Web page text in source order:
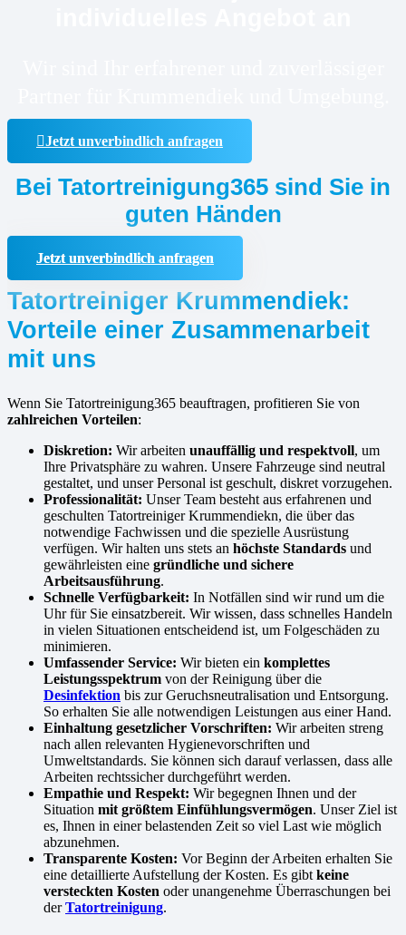
Jetzt unverbindlich anfragen
Bei Tatortreinigung365 sind Sie in
guten Händen
Jetzt unverbindlich anfragen
Tatortreiniger Krummendiek:
Vorteile einer Zusammenarbeit
mit uns
Wenn Sie Tatortreinigung365 beauftragen, profitieren Sie von
zahlreichen Vorteilen:
Diskretion: Wir arbeiten unauffällig und respektvoll, um
Ihre Privatsphäre zu wahren. Unsere Fahrzeuge sind neutral
gestaltet, und unser Personal ist geschult, diskret vorzugehen.
Professionalität: Unser Team besteht aus erfahrenen und
geschulten Tatortreiniger Krummendiekn, die über das
notwendige Fachwissen und die spezielle Ausrüstung
verfügen. Wir halten uns stets an höchste Standards und
gewährleisten eine gründliche und sichere
Arbeitsausführung.
Schnelle Verfügbarkeit: In Notfällen sind wir rund um die
Uhr für Sie einsatzbereit. Wir wissen, dass schnelles Handeln
in vielen Situationen entscheidend ist, um Folgeschäden zu
minimieren.
Umfassender Service: Wir bieten ein komplettes
Leistungsspektrum von der Reinigung über die
Desinfektion bis zur Geruchsneutralisation und Entsorgung.
So erhalten Sie alle notwendigen Leistungen aus einer Hand.
Einhaltung gesetzlicher Vorschriften: Wir arbeiten streng
nach allen relevanten Hygienevorschriften und
Umweltstandards. Sie können sich darauf verlassen, dass alle
Arbeiten rechtssicher durchgeführt werden.
Empathie und Respekt: Wir begegnen Ihnen und der
Situation mit größtem Einfühlungsvermögen. Unser Ziel ist
es, Ihnen in einer belastenden Zeit so viel Last wie möglich
abzunehmen.
Transparente Kosten: Vor Beginn der Arbeiten erhalten Sie
eine detaillierte Aufstellung der Kosten. Es gibt keine
versteckten Kosten oder unangenehme Überraschungen bei
derTatortreinigung.